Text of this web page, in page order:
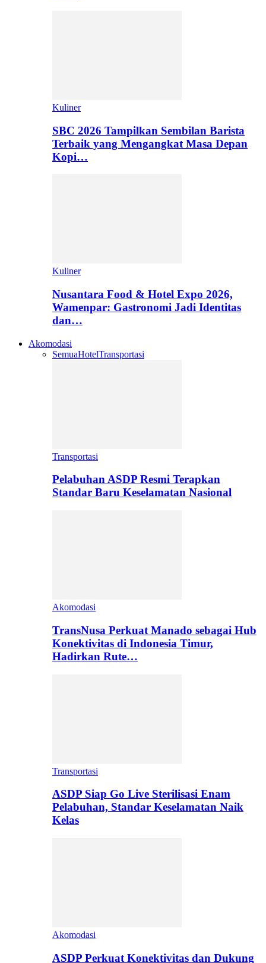
Kuliner
SBC 2026 Tampilkan Sembilan Barista
Terbaik yang Mengangkat Masa Depan
Kopi…
Kuliner
Nusantara Food & Hotel Expo 2026,
Wamenpar: Gastronomi Jadi Identitas
dan…
Akomodasi
SemuaHotelTransportasi
Transportasi
Pelabuhan ASDP Resmi Terapkan
Standar Baru Keselamatan Nasional
Akomodasi
TransNusa Perkuat Manado sebagai Hub
Konektivitas di Indonesia Timur,
Hadirkan Rute…
Transportasi
ASDP Siap Go Live Sterilisasi Enam
Pelabuhan, Standar Keselamatan Naik
Kelas
Akomodasi
ASDP Perkuat Konektivitas dan Dukung